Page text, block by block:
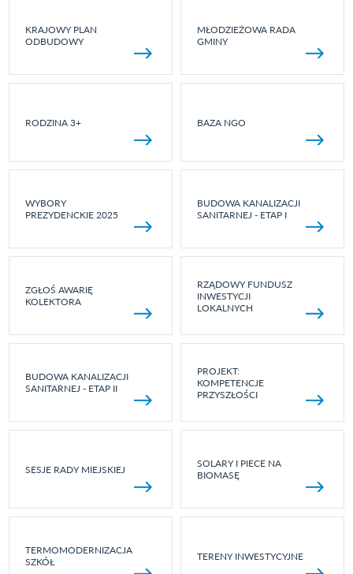
KRAJOWY PLAN
ODBUDOWY
MŁODZIEŻOWA RADA
GMINY
RODZINA 3+ BAZA NGO
WYBORY
PREZYDENCKIE 2025
BUDOWA KANALIZACJI
SANITARNEJ - ETAP I
ZGŁOŚ AWARIĘ
KOLEKTORA
RZĄDOWY FUNDUSZ
INWESTYCJI
LOKALNYCH
BUDOWA KANALIZACJI
SANITARNEJ - ETAP II
PROJEKT:
KOMPETENCJE
PRZYSZŁOŚCI
SESJE RADY MIEJSKIEJ
SOLARY I PIECE NA
BIOMASĘ
TERMOMODERNIZACJA
SZKÓŁ
TERENY INWESTYCYJNE